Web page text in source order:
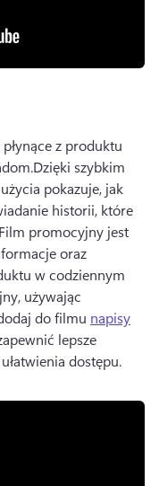
z produktu
Dzięki szybkim
pokazuje, jak
historii, które
Film promocyjny jest
oraz
w codziennym
używając
do filmu napisy
lepsze
dostępu.